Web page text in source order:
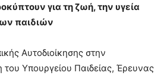
για τη ζωή, την υγεία
παιδιών
Αυτοδιοίκησης στην
του Υπουργείου Παιδείας, Έρευνας